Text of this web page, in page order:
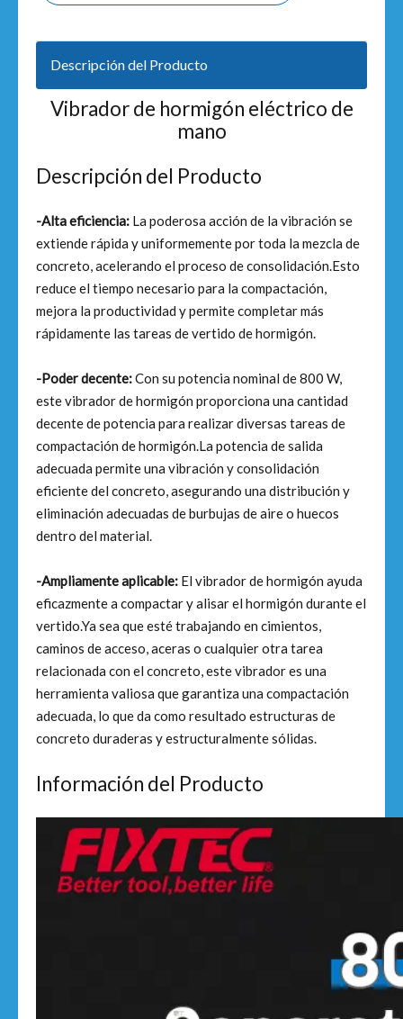
Descripción del Producto
Vibrador de hormigón eléctrico de
mano
Descripción del Producto
-Alta eficiencia: La poderosa acción de la vibración se
extiende rápida y uniformemente por toda la mezcla de
concreto, acelerando el proceso de consolidación.Esto
reduce el tiempo necesario para la compactación,
mejora la productividad y permite completar más
rápidamente las tareas de vertido de hormigón.
-Poder decente:Con su potencia nominal de 800 W,
este vibrador de hormigón proporciona una cantidad
decente de potencia para realizar diversas tareas de
compactación de hormigón.La potencia de salida
adecuada permite una vibración y consolidación
eficiente del concreto, asegurando una distribución y
eliminación adecuadas de burbujas de aire o huecos
dentro del material.
-Ampliamente aplicable: El vibrador de hormigón ayuda
eficazmente a compactar y alisar el hormigón durante el
vertido.Ya sea que esté trabajando en cimientos,
caminos de acceso, aceras o cualquier otra tarea
relacionada con el concreto, este vibrador es una
herramienta valiosa que garantiza una compactación
adecuada, lo que da como resultado estructuras de
concreto duraderas y estructuralmente sólidas.
Información del Producto